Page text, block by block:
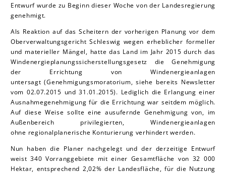
Entwurf wurde zu Beginn dieser Woche von der Landesregierung
genehmigt.
Als Reaktion auf das Scheitern der vorherigen Planung vor dem
Oberverwaltungsgericht Schleswig wegen erheblicher formeller
und materieller Mängel, hatte das Land im Jahr 2015 durch das
Windenergieplanungssicherstellungsgesetz die Genehmigung
der Errichtung von Windenergieanlagen
untersagt (Genehmigungsmoratorium, siehe bereits Newsletter
vom 02.07.2015 und 31.01.2015). Lediglich die Erlangung einer
Ausnahmegenehmigung für die Errichtung war seitdem möglich.
Auf diese Weise sollte eine ausufernde Genehmigung von, im
Außenbereich privilegierten, Windenergieanlagen
ohne regionalplanerische Konturierung verhindert werden.
Nun haben die Planer nachgelegt und der derzeitige Entwurf
weist 340 Vorranggebiete mit einer Gesamtfläche von 32 000
Hektar, entsprechend 2,02% der Landesfläche, für die Nutzung